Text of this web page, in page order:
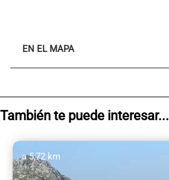
EN EL MAPA
También te puede interesar...
a 5,72 km